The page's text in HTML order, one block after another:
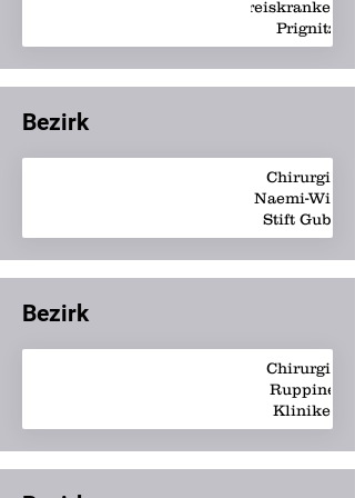
Prignitz
Bezirk
Chirurgie -
Naemi-Wilke-
Stift Guben
Bezirk
Chirurgie -
Ruppiner
Kliniken